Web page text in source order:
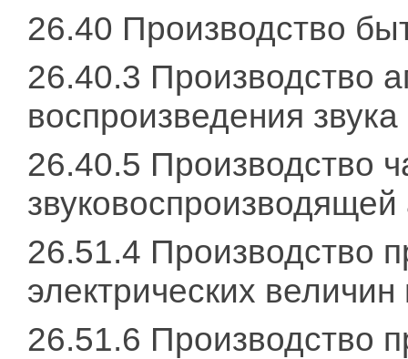
26.40 Производство
26.40.3 Производство
воспроизведения
26.40.5 Производство
26.51.4 Производство
электрических
26.51.6 Производство